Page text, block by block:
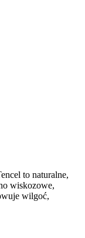
to naturalne,
wiskozowe,
wilgoć,